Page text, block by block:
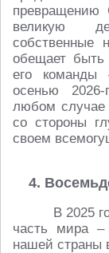
превращению
великую
собственные
обещает
его команды
осенью
любом случае
со стороны
своем
4.
В 2025
часть мира
нашей страны